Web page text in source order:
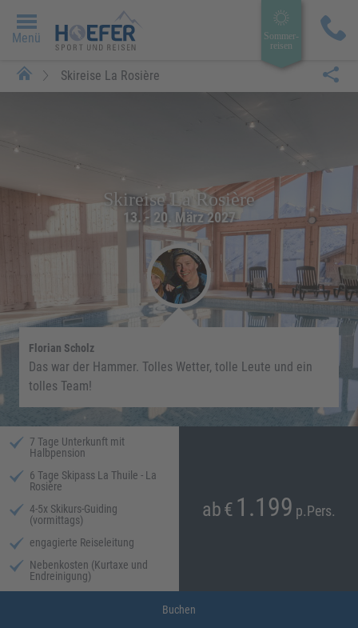
Menü
Sommer­
reisen
Skireise La Rosière
Skireise La Rosière
13. - 20. März 2027
Florian Scholz
Das war der Hammer. Tolles Wetter, tolle Leute und ein
tolles Team!
ab€ 1.199 p.Pers.
7 Tage Unterkunft mit
Halbpension
6 Tage Skipass La Thuile - La
Rosière
4-5x Skikurs-Guiding
(vormittags)
engagierte Reiseleitung
Nebenkosten (Kurtaxe und
Endreinigung)
Buchen